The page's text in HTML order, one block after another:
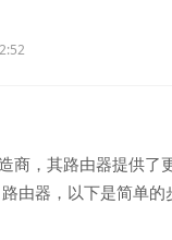
商，其路由器提供了
由器，以下是简单